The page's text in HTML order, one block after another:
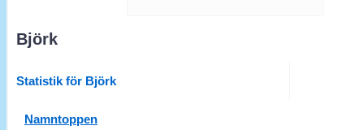
Björk
Statistik för Björk
Namntoppen